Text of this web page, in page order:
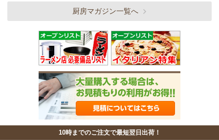
厨房マガジン一覧へ
10時までのご注文で最短翌日出荷！